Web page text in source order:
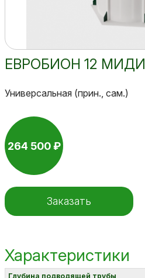
264 500 ₽
Заказать
ЕВРОБИОН 12 МИДИ
Универсальная (прин., сам.)
Характеристики
Глубина подводящей трубы